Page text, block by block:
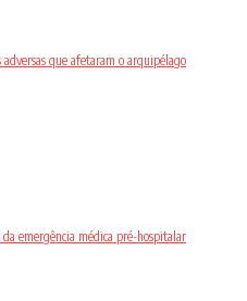
adversas que afetaram o arquipélago
da emergência médica pré-hospitalar